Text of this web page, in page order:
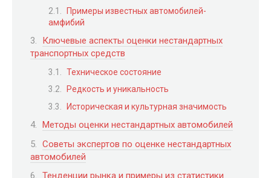
Примеры известных автомобилей-
амфибий
Ключевые аспекты оценки нестандартных
транспортных средств
Техническое состояние
Редкость и уникальность
Историческая и культурная значимость
Методы оценки нестандартных автомобилей
Советы экспертов по оценке нестандартных
автомобилей
Тенденции рынка и примеры из статистики